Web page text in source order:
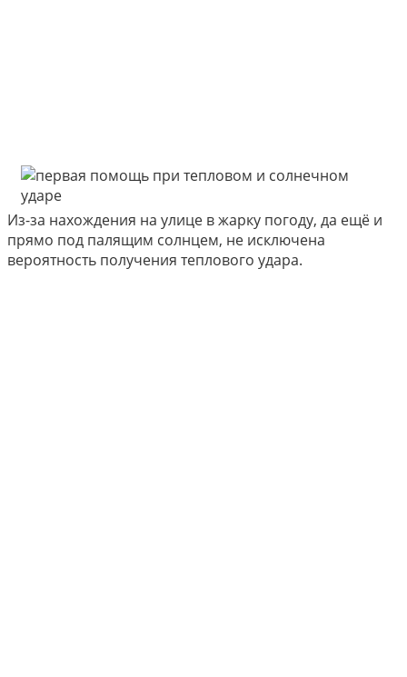
Из-за нахождения на улице в жарку погоду, да ещё и
прямо под палящим солнцем, не исключена
вероятность получения теплового удара.